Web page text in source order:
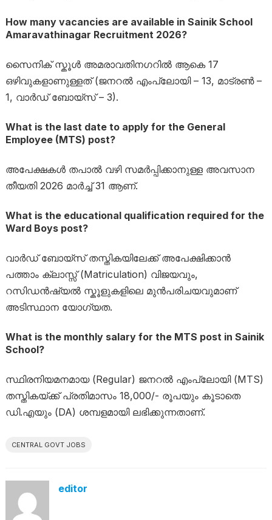
How many vacancies are available in Sainik School
Amaravathinagar Recruitment 2026?
സൈനിക് സ്കൂൾ അമരാവതിനഗറിൽ ആകെ 17
ഒഴിവുകളാണുള്ളത് (ജനറൽ എംപ്ലോയി – 13, മാട്രൺ –
1, വാർഡ് ബോയ്സ് – 3).
What is the last date to apply for the General
Employee (MTS) post?
അപേക്ഷകൾ തപാൽ വഴി സമർപ്പിക്കാനുള്ള അവസാന
തീയതി 2026 മാർച്ച് 31 ആണ്.
What is the educational qualification required for the
Ward Boys post?
വാർഡ് ബോയ്സ് തസ്തികയിലേക്ക് അപേക്ഷിക്കാൻ
പത്താം ക്ലാസ്സ് (Matriculation) വിജയവും,
റസിഡൻഷ്യൽ സ്കൂളുകളിലെ മുൻപരിചയവുമാണ്
അടിസ്ഥാന യോഗ്യത.
What is the monthly salary for the MTS post in Sainik
School?
സ്ഥിരനിയമനമായ (Regular) ജനറൽ എംപ്ലോയി (MTS)
തസ്തികയ്ക്ക് പ്രതിമാസം 18,000/- രൂപയും കൂടാതെ
ഡി.എയും (DA) ശമ്പളമായി ലഭിക്കുന്നതാണ്.
CENTRAL GOVT JOBS
editor